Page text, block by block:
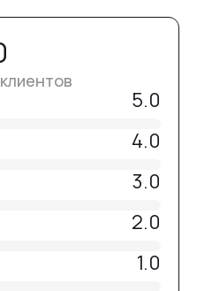
цвета.
лампы.
слой и выполните
5.0
4.0
3.0
2.0
1.0